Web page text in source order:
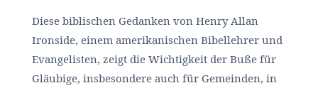
Diese biblischen Gedanken von Henry Allan
Ironside, einem amerikanischen Bibellehrer und
Evangelisten, zeigt die Wichtigkeit der Buße für
Gläubige, insbesondere auch für Gemeinden, in